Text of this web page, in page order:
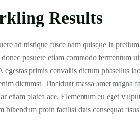
Results
ad tristique fusce nam quisque in
posuere etiam commodo fermentum
egestas primis convallis dictum phasellus
dictumst. Tincidunt massa amet
etiam platea ace. Elementum eu eget
bibendum proin facilisi duis consequat